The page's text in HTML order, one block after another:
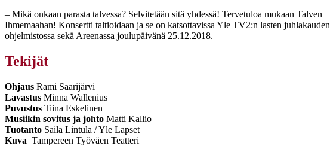
– Mikä onkaan parasta talvessa? Selvitetään sitä yhdessä! Tervetuloa mukaan Talven
Ihmemaahan! Konsertti taltioidaan ja se on katsottavissa Yle TV2:n lasten juhlakauden
ohjelmistossa sekä Areenassa joulupäivänä 25.12.2018.
Tekijät
Ohjaus Rami Saarijärvi
Lavastus Minna Wallenius
Puvustus Tiina Eskelinen
Musiikin sovitus ja johto Matti Kallio
Tuotanto Saila Lintula / Yle Lapset
Kuva Tampereen Työväen Teatteri